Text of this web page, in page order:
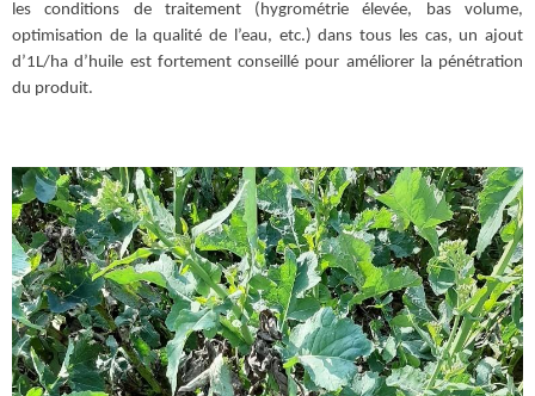
les conditions de traitement (hygrométrie élevée, bas volume,
optimisation de la qualité de l’eau, etc.) dans tous les cas, un ajout
d’1L/ha d’huile est fortement conseillé pour améliorer la pénétration
du produit.